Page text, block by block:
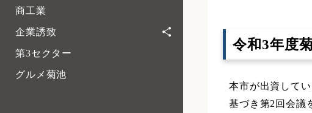
商工業
企業誘致
第3セクター
グルメ菊池
令和3年度
本市が出資して
基づき第2回会議